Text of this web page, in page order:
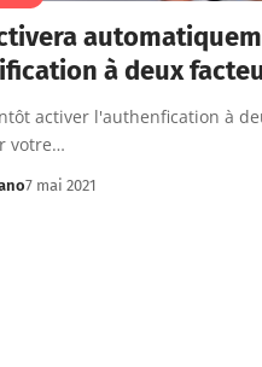
à deux
activer l'authenfication à
votre…
7 mai 2021